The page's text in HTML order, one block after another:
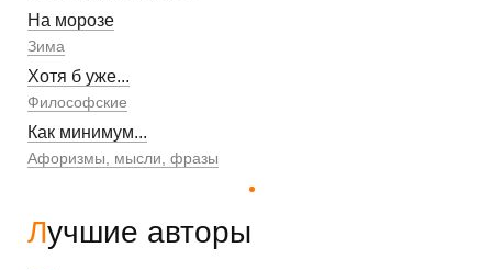
На морозе
Зима
Хотя б уже...
Философские
Как минимум...
Афоризмы, мысли, фразы
Лучшие авторы